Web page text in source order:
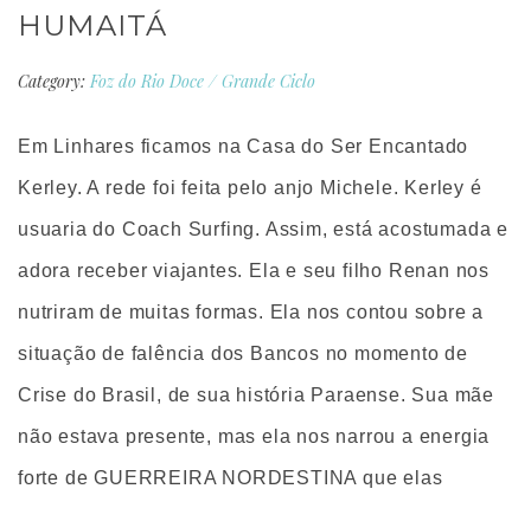
HUMAITÁ
Category: Foz do Rio Doce/Grande Ciclo
Em Linhares ficamos na Casa do Ser Encantado
Kerley. A rede foi feita pelo anjo Michele. Kerley é
usuaria do Coach Surfing. Assim, está acostumada e
adora receber viajantes. Ela e seu filho Renan nos
nutriram de muitas formas. Ela nos contou sobre a
situação de falência dos Bancos no momento de
Crise do Brasil, de sua história Paraense. Sua mãe
não estava presente, mas ela nos narrou a energia
forte de GUERREIRA NORDESTINA que elas